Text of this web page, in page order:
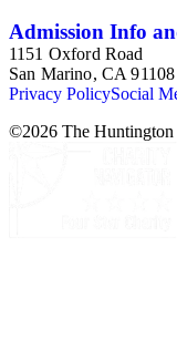
Admission Info
1151 Oxford Road
San Marino, CA 91108
Privacy PolicySocial
©2026 The Huntington